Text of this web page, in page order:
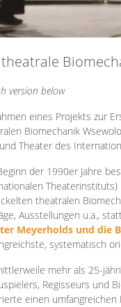
theatrale
version below
eines Projekts zur
Biomechanik
Theater des
der 1990er Jahre
theatralen
Ausstellungen u.a.,
Meyerholds und die
systematisch
mehr als 25-
Regisseurs und
einen umfangreichen